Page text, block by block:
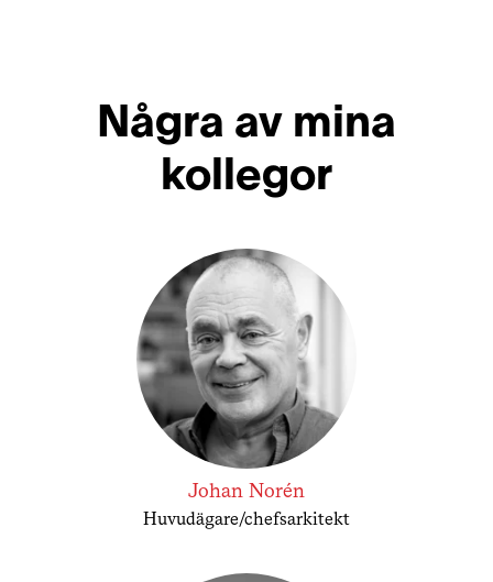
Några av mina
kollegor
Johan Norén
Huvudägare/chefsarkitekt